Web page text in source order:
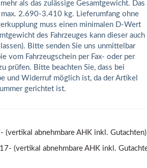
als das zulässige Gesamtgewicht. Das
2.690-3.410 kg. Lieferumfang ohne
muss einen minimalen D-Wert
des Fahrzeuges kann dieser auch
Bitte senden Sie uns unmittelbar
vom Fahrzeugschein per Fax- oder per
prüfen. Bitte beachten Sie, dass bei
und Widerruf möglich ist, da der Artikel
gerichtet ist.
(vertikal abnehmbare AHK inkl. Gutachten)